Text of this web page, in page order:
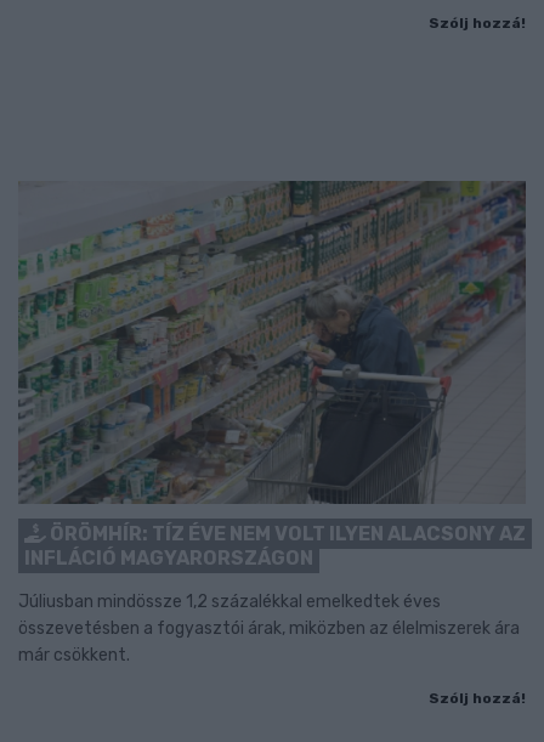
Szólj hozzá!
ÖRÖMHÍR: TÍZ ÉVE NEM VOLT ILYEN ALACSONY AZ
INFLÁCIÓ MAGYARORSZÁGON
Júliusban mindössze 1,2 százalékkal emelkedtek éves
összevetésben a fogyasztói árak, miközben az élelmiszerek ára
már csökkent.
Szólj hozzá!